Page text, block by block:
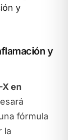
y
y
en
fórmula
la